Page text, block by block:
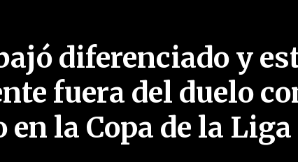
diferenciado y
fuera del duelo
la Copa de la Liga